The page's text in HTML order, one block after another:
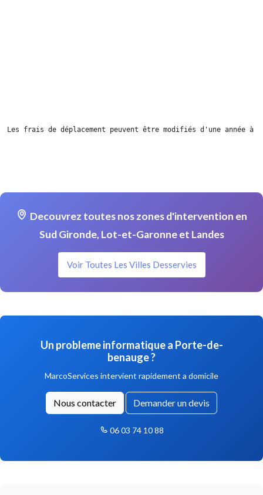
Les frais de déplacement peuvent être modifiés d'une année à
Decouvrez toutes nos zones d'intervention en
Sud Gironde, Lot-et-Garonne et Landes
Voir Toutes Les Villes Desservies
Un probleme informatique a Porte-de-
benauge ?
MarcoServices intervient rapidement a domicile
Nous contacter Demander un devis
06 03 74 10 88